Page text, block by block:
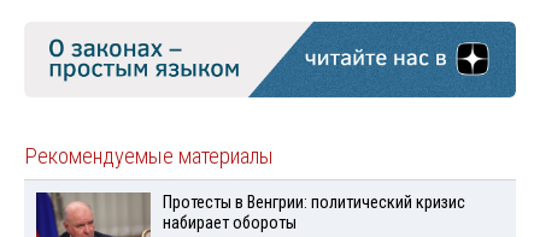
Рекомендуемые материалы
Протесты в Венгрии: политический кризис
набирает обороты